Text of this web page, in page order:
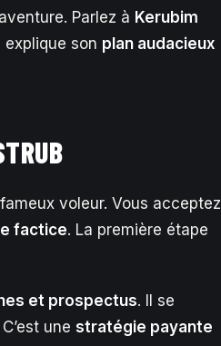
Parlez à Kerubim
son plan audacieux
voleur. Vous acceptez
factice. La première étape
et prospectus. Il se
une stratégie payante